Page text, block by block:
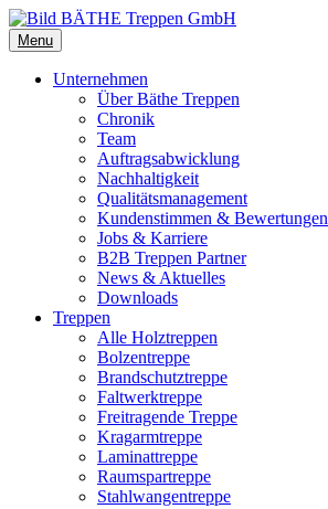
Menu
Unternehmen
Über Bäthe Treppen
Chronik
Team
Auftragsabwicklung
Nachhaltigkeit
Qualitätsmanagement
Kundenstimmen & Bewertungen
Jobs & Karriere
B2B Treppen Partner
News & Aktuelles
Downloads
Treppen
Alle Holztreppen
Bolzentreppe
Brandschutztreppe
Faltwerktreppe
Freitragende Treppe
Kragarmtreppe
Laminattreppe
Raumspartreppe
Stahlwangentreppe